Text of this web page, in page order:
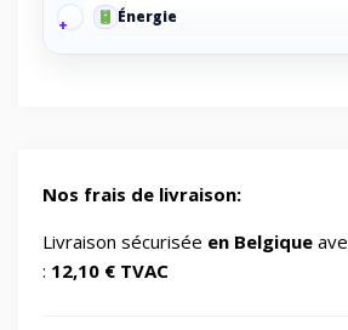
Énergie
GSM Accessories/Tempered
screen protectors/For
Nos frais de livraison:
Livraison sécurisée en Belgique
: 12,10 € TVAC